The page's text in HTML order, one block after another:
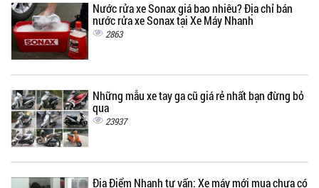
Nước rửa xe Sonax giá bao nhiêu? Địa chỉ bán
nước rửa xe Sonax tại Xe Máy Nhanh
2863
Những mẫu xe tay ga cũ giá rẻ nhất bạn đừng bỏ
qua
23937
Địa Điểm Nhanh tư vấn: Xe máy mới mua chưa có